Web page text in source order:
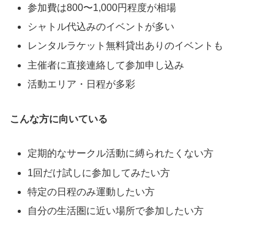
参加費は800〜1,000円程度が相場
シャトル代込みのイベントが多い
レンタルラケット無料貸出ありのイベントも
主催者に直接連絡して参加申し込み
活動エリア・日程が多彩
こんな方に向いている
定期的なサークル活動に縛られたくない方
1回だけ試しに参加してみたい方
特定の日程のみ運動したい方
自分の生活圏に近い場所で参加したい方